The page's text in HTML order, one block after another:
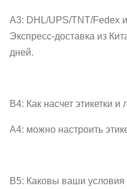
A3: DHL/UPS/TNT/Fedex
Экспресс-доставка из
дней.
В4: Как насчет этикетки и
A4: можно настроить
В5: Каковы ваши